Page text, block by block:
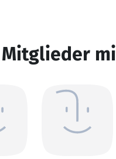
Mitglieder